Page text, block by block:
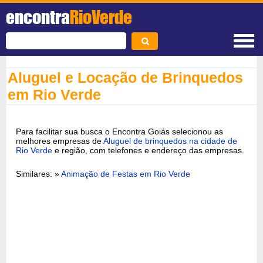
encontraRioVerde
Aluguel e Locação de Brinquedos
em Rio Verde
Para facilitar sua busca o Encontra Goiás selecionou as
melhores empresas deAluguel de brinquedos na cidade de
Rio Verde e região, com telefones e endereço das empresas.
Similares: »Animação de Festas em Rio Verde